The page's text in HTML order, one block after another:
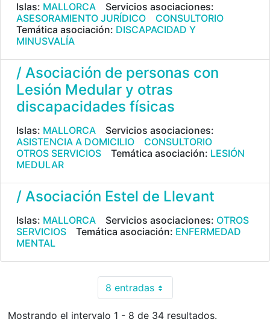
Islas: MALLORCA
Servicios asociaciones:
ASESORAMIENTO JURÍDICO
CONSULTORIO
Temática asociación: DISCAPACIDAD Y
MINUSVALÍA
/ Asociación de personas con
Lesión Medular y otras
discapacidades físicas
Islas: MALLORCA
Servicios asociaciones:
ASISTENCIA A DOMICILIO
CONSULTORIO
OTROS SERVICIOS
Temática asociación: LESIÓN
MEDULAR
/ Asociación Estel de Llevant
Islas: MALLORCA Servicios asociaciones: OTROS
SERVICIOS
Temática asociación: ENFERMEDAD
MENTAL
8 entradasPor página
Mostrando el intervalo 1 - 8 de 34 resultados.